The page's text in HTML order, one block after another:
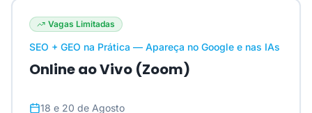
Vagas Limitadas
SEO + GEO na Prática — Apareça no Google e nas IAs
Online ao Vivo (Zoom)
18 e 20 de Agosto